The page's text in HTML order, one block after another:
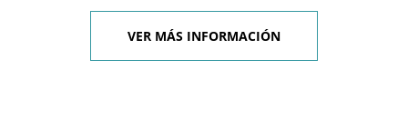
VER MÁS INFORMACIÓN